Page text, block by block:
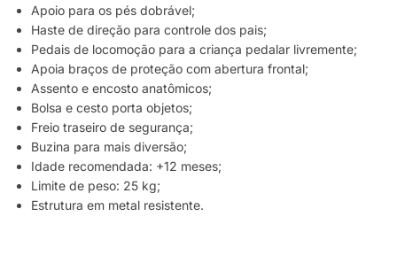
Apoio para os pés dobrável;
Haste de direção para controle dos pais;
Pedais de locomoção para a criança pedalar livremente;
Apoia braços de proteção com abertura frontal;
Assento e encosto anatômicos;
Bolsa e cesto porta objetos;
Freio traseiro de segurança;
Buzina para mais diversão;
Idade recomendada: +12 meses;
Limite de peso: 25 kg;
Estrutura em metal resistente.